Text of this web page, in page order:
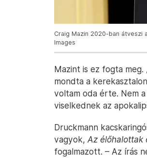
Craig Mazin 2020-ban átveszi
Images
Mazint is ez fogta meg.
mondta a
voltam oda érte. Nem
viselkednek az
Druckmann
vagyok, Az élőhalottak
fogalmazott. – Az írás